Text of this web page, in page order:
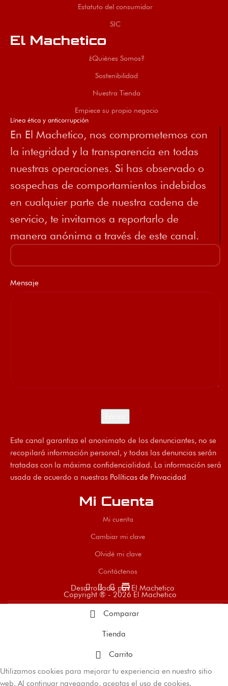
Estatuto del consumidor
SIC
El Machetico
¿Quiénes Somos?
Sostenibilidad
Nuestra Tienda
Empiece su propio negocio
Línea ética y anticorrupción
En El Machetico, nos comprometemos con
la integridad y la transparencia en todas
nuestras operaciones. Si has observado o
sospechas de comportamientos indebidos
en cualquier parte de nuestra cadena de
servicio, te invitamos a reportarlo de
manera anónima a través de este canal.
Mensaje
Este canal garantiza el anonimato de los denunciantes, no se
recopilará información personal, y todas las denuncias serán
tratadas con la máxima confidencialidad. La información será
usada de acuerdo a nuestras Políticas de Privacidad
Mi Cuenta
Mi cuenta
Cambiar mi clave
Olvidé mi clave
Contáctenos
store
Desarrollado por El Machetico
Copyright ® - 2026 El Machetico
Comparar
Tienda
Carrito
Utilizamos cookies para mejorar tu experiencia en nuestro sitio
web. Al continuar navegando, aceptas el uso de cookies.